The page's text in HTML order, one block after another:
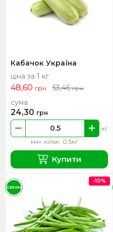
Кабачок Україна
ціна за 1 кг
48,60 грн 53,46грн
мін. кільк. 0.5кг
кг
сума
24,30 грн
Купити
-10%
СЕЗОН